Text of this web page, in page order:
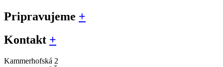
Pripravujeme +
Kontakt +
Kammerhofská 2